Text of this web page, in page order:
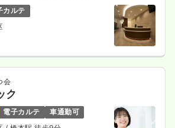
週8休以上
る 詳細を見る
ださい
カルテ
会
ク
電子カルテ
車通勤可